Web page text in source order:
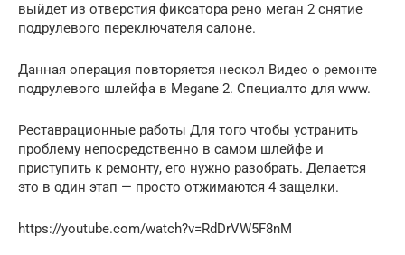
выйдет из отверстия фиксатора рено меган 2 снятие
подрулевого переключателя салоне.
Данная операция повторяется нескол Видео о ремонте
подрулевого шлейфа в Megane 2. Специалто для www.
Реставрационные работы Для того чтобы устранить
проблему непосредственно в самом шлейфе и
приступить к ремонту, его нужно разобрать. Делается
это в один этап — просто отжимаются 4 защелки.
https://youtube.com/watch?v=RdDrVW5F8nM